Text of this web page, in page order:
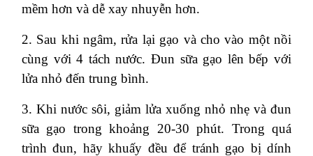
mềm hơn và dễ xay nhuyễn hơn.
2. Sau khi ngâm, rửa lại gạo và cho vào một nồi
cùng với 4 tách nước. Đun sữa gạo lên bếp với
lửa nhỏ đến trung bình.
3. Khi nước sôi, giảm lửa xuống nhỏ nhẹ và đun
sữa gạo trong khoảng 20-30 phút. Trong quá
trình đun, hãy khuấy đều để tránh gạo bị dính